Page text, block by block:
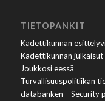
TIETOPANKIT
Kadettikunnan
Kadettikunnan julkaisut
Joukkosi eessä
Turvallisuuspolitiikan
databanken – Security